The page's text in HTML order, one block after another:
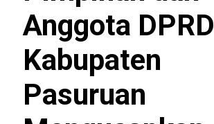
Anggota DPRD
Kabupaten
Pasuruan